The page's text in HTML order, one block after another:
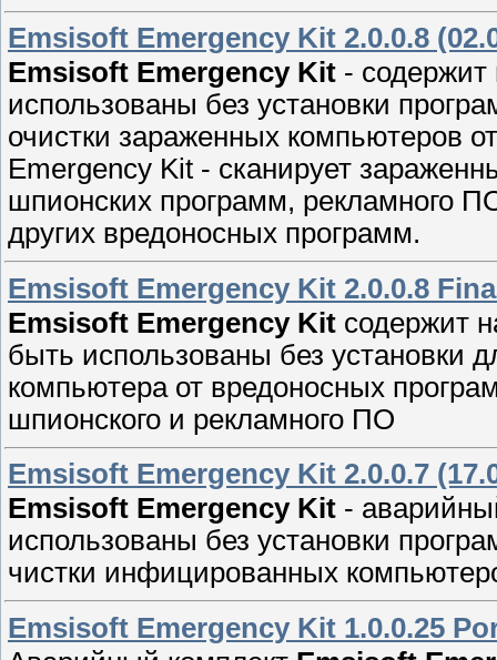
Emsisoft Emergency Kit 2.0.0.8
Emsisoft Emergency Kit - содержит
использованы без установки
очистки зараженных компьютеров
Emergency Kit - сканирует
шпионских программ, рекламного
других вредоносных программ.
Emsisoft Emergency Kit 2.0.0.8
Emsisoft Emergency Kit содержит
быть использованы без установки
компьютера от вредоносных
шпионского и рекламного ПО
Emsisoft Emergency Kit 2.0.0.7
Emsisoft Emergency Kit -
использoваны без устанoвки
чистки инфициpованных
Emsisoft Emergency Kit 1.0.0.25